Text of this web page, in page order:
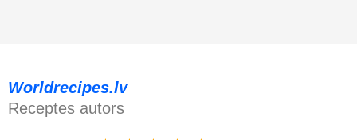
Worldrecipes.lv
Receptes autors